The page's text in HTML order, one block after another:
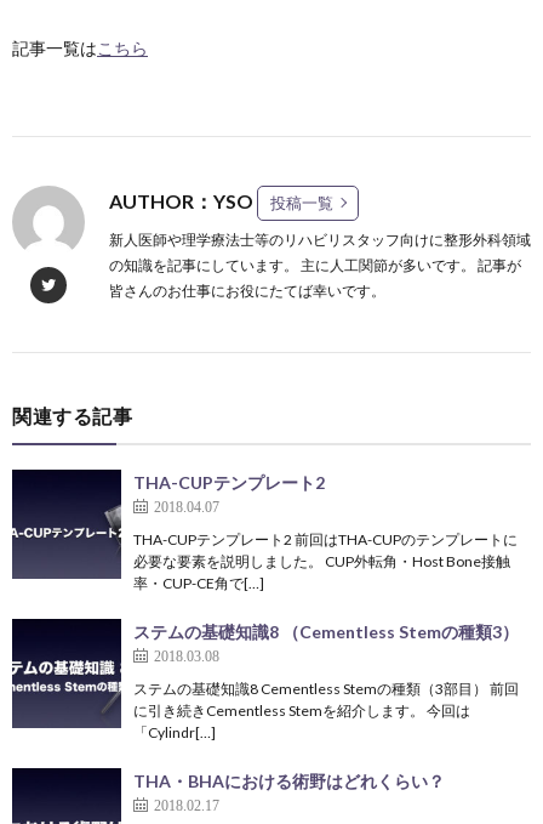
記事一覧はこちら
AUTHOR：YSO 投稿一覧
新人医師や理学療法士等のリハビリスタッフ向けに整形外科領域
の知識を記事にしています。 主に人工関節が多いです。 記事が
皆さんのお仕事にお役にたてば幸いです。
関連する記事
THA-CUPテンプレート2
2018.04.07
THA-CUPテンプレート2 前回はTHA-CUPのテンプレートに
必要な要素を説明しました。 CUP外転角・Host Bone接触
率・CUP-CE角で[…]
ステムの基礎知識8 （Cementless Stemの種類3）
2018.03.08
ステムの基礎知識8 Cementless Stemの種類（3部目） 前回
に引き続きCementless Stemを紹介します。 今回は
「Cylindr[…]
THA・BHAにおける術野はどれくらい？
2018.02.17